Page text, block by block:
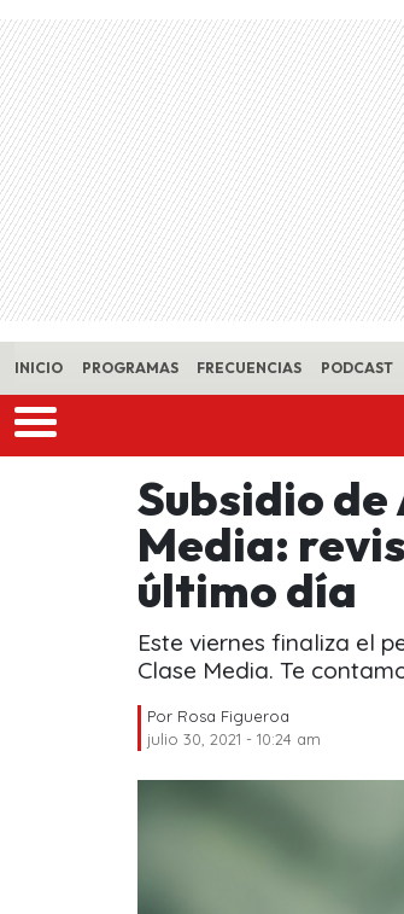
Skip to main content
INICIO PROGRAMAS FRECUENCIAS PODCAST
Subsidio
Media:
último día
Este viernes finaliza el
Clase Media. Te
Por Rosa Figueroa
julio 30, 2021 - 10:24 am